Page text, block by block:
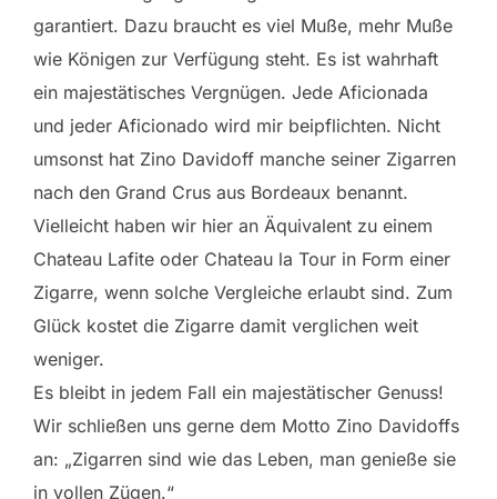
garantiert. Dazu braucht es viel Muße, mehr Muße
wie Königen zur Verfügung steht. Es ist wahrhaft
ein majestätisches Vergnügen. Jede Aficionada
und jeder Aficionado wird mir beipflichten. Nicht
umsonst hat Zino Davidoff manche seiner Zigarren
nach den Grand Crus aus Bordeaux benannt.
Vielleicht haben wir hier an Äquivalent zu einem
Chateau Lafite oder Chateau la Tour in Form einer
Zigarre, wenn solche Vergleiche erlaubt sind. Zum
Glück kostet die Zigarre damit verglichen weit
weniger.
Es bleibt in jedem Fall ein majestätischer Genuss!
Wir schließen uns gerne dem Motto Zino Davidoffs
an: „Zigarren sind wie das Leben, man genieße sie
in vollen Zügen.“